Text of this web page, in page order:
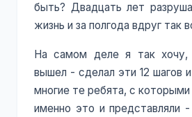
быть? Двадцать лет
жизнь и за полгода вдруг так
На самом деле я так
вышел - сделал эти 12 шагов
многие те ребята, с которыми
именно это и представляли